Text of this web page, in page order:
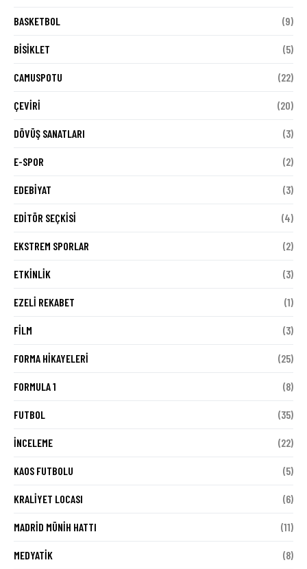
BASKETBOL (9)
BISIKLET (5)
CAMUSPOTU (22)
ÇEVIRI (20)
DÖVÜŞ SANATLARI (3)
E-SPOR (2)
EDEBIYAT (3)
EDITÖR SEÇKISI (4)
EKSTREM SPORLAR (2)
ETKINLIK (3)
EZELI REKABET (1)
FILM (3)
FORMA HIKAYELERI (25)
FORMULA 1 (8)
FUTBOL (35)
İNCELEME (22)
KAOS FUTBOLU (5)
KRALIYET LOCASI (6)
MADRID MÜNIH HATTI (11)
MEDYATIK (8)